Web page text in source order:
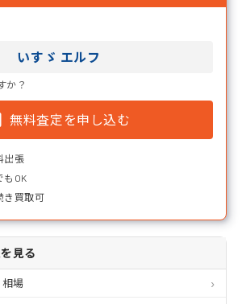
いすゞ エルフ
か？
無料査定を申し込む
出張
もOK
き買取可
見る
場